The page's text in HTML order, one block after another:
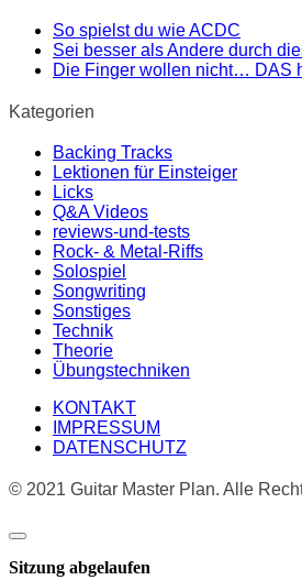
So spielst du wie ACDC
Sei besser als Andere durch
Die Finger wollen nicht… DAS
Kategorien
Backing Tracks
Lektionen für Einsteiger
Licks
Q&A Videos
reviews-und-tests
Rock- & Metal-Riffs
Solospiel
Songwriting
Sonstiges
Technik
Theorie
Übungstechniken
KONTAKT
IMPRESSUM
DATENSCHUTZ
© 2021 Guitar Master Plan. Alle
Dialog
schließen
Sitzung abgelaufen